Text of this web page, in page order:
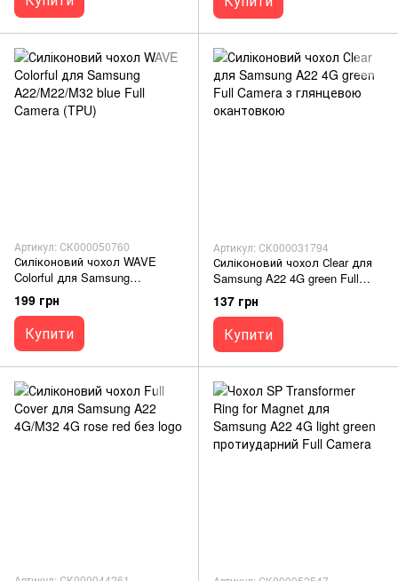
Артикул: СК000050760
Силіконовий чохол WAVE
Colorful для Samsung
A22/M22/M32 blue Full Camera
(TPU)
199 грн
Купити
Артикул: СК000031794
Силіконовий чохол Сlear для
Samsung A22 4G green Full
Camera з глянцевою
окантовкою
137 грн
Купити